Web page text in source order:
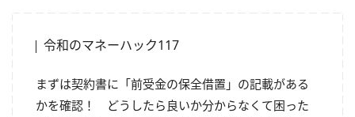
令和のマネーハック117
まずは契約書に「前受金の保全借置」の記載がある
かを確認！ どうしたら良いか分からなくて困った